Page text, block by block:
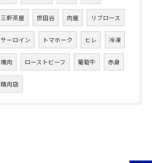
三軒茶屋 世田谷 肉屋 リブロース
サーロイン トマホーク ヒレ 冷凍
塊肉 ローストビーフ 葡萄牛 赤身
精肉店